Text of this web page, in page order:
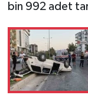
bin 992 adet